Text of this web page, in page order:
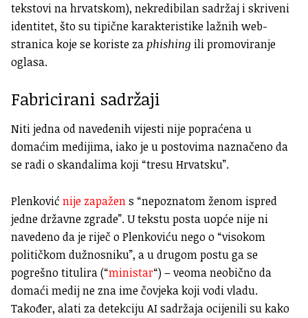
tekstovi na hrvatskom), nekredibilan sadržaj i skriveni
identitet, što su tipične karakteristike lažnih web-
stranica koje se koriste za phishing ili promoviranje
oglasa.
Fabricirani sadržaji
Niti jedna od navedenih vijesti nije popraćena u
domaćim medijima, iako je u postovima naznačeno da
se radi o skandalima koji “tresu Hrvatsku”.
Plenković nije zapažens “nepoznatom ženom ispred
jedne državne zgrade”. U tekstu posta uopće nije ni
navedeno da je riječ o Plenkoviću nego o “visokom
političkom dužnosniku”, a u drugom postu ga se
pogrešno titulira (“ministar“) – veoma neobično da
domaći medij ne zna ime čovjeka koji vodi vladu.
Također, alati za detekciju AI sadržaja ocijenili su kako